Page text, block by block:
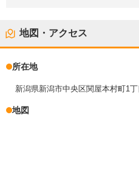
地図・アクセス
所在地
新潟県新潟市中央区関屋本村町1
地図